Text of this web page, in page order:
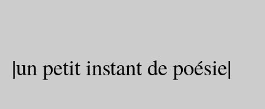
|un petit instant de poésie|